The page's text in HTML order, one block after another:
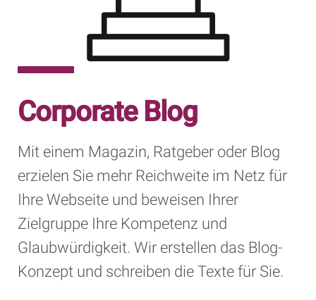
Corporate Blog
Mit einem Magazin, Ratgeber oder Blog
erzielen Sie mehr Reichweite im Netz für
Ihre Webseite und beweisen Ihrer
Zielgruppe Ihre Kompetenz und
Glaubwürdigkeit. Wir erstellen das Blog-
Konzept und schreiben die Texte für Sie.